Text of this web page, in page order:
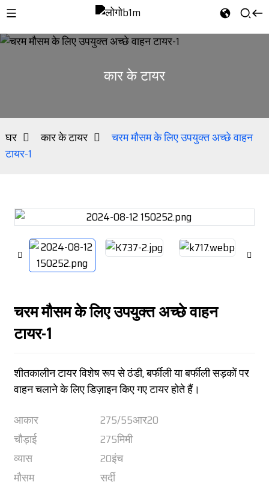
कार के टायर
घर कार के टायर
चरम मौसम के लिए उपयुक्त अच्छे वाहन
टायर-1
चरम मौसम के लिए उपयुक्त अच्छे वाहन
टायर-1
शीतकालीन टायर विशेष रूप से ठंडी, बर्फीली या बर्फीली सड़कों पर
वाहन चलाने के लिए डिज़ाइन किए गए टायर होते हैं।
आकार
275/55आर20
चौड़ाई
275मिमी
व्यास
20इंच
मौसम
सर्दी